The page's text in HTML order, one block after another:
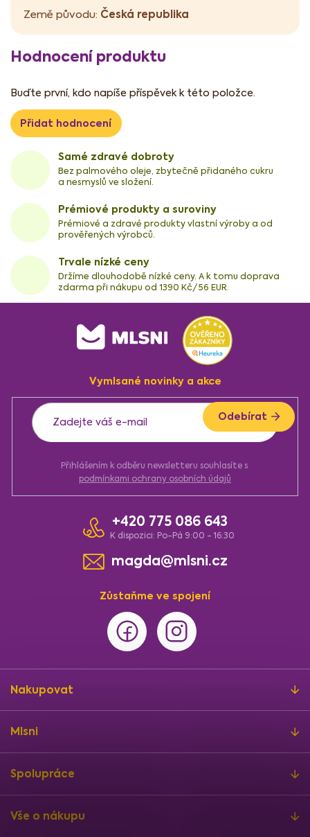
Samé zdravé dobroty
Bez palmového oleje, zbytečně přidaného cukru
a nesmyslů ve složení.
Prémiové produkty a suroviny
Prémiové a zdravé produkty vlastní výroby a od
prověřených výrobců.
Trvale nízké ceny
Držíme dlouhodobě nízké ceny. A k tomu doprava
zdarma při nákupu od 1390 Kč/56 EUR.
Země původu: Česká republika
Hodnocení produktu
Buďte první, kdo napíše příspěvek k této položce.
Přidat hodnocení
Vymlsané novinky a akce
Přihlášením k odběru newsletteru souhlasíte s
podmínkami ochrany osobních údajů
Odebírat
Zůstaňme ve spojení
+420 775 086 643
K dispozici: Po-Pá 9:00 - 16:30
magda@mlsni.cz
Nakupovat
Mlsni
Spolupráce
Vše o nákupu